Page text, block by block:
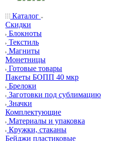
Каталог
Скидки
Блокноты
Текстиль
Магниты
Монетницы
Готовые товары
Пакеты БОПП 40 мкр
Брелоки
Заготовки под сублимацию
Значки
Комплектующие
Материалы и упаковка
Кружки, стаканы
Бейджи пластиковые